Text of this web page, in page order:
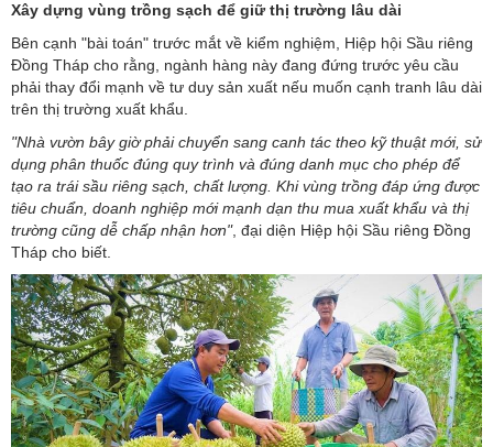
Xây dựng vùng trồng sạch để giữ thị trường lâu dài
Bên cạnh "bài toán" trước mắt về kiểm nghiệm, Hiệp hội Sầu riêng
Đồng Tháp cho rằng, ngành hàng này đang đứng trước yêu cầu
phải thay đổi mạnh về tư duy sản xuất nếu muốn cạnh tranh lâu dài
trên thị trường xuất khẩu.
"Nhà vườn bây giờ phải chuyển sang canh tác theo kỹ thuật mới, sử
dụng phân thuốc đúng quy trình và đúng danh mục cho phép để
tạo ra trái sầu riêng sạch, chất lượng. Khi vùng trồng đáp ứng được
tiêu chuẩn, doanh nghiệp mới mạnh dạn thu mua xuất khẩu và thị
trường cũng dễ chấp nhận hơn", đại diện Hiệp hội Sầu riêng Đồng
Tháp cho biết.